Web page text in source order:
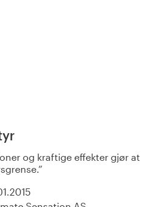
og kraftige effekter gjør at